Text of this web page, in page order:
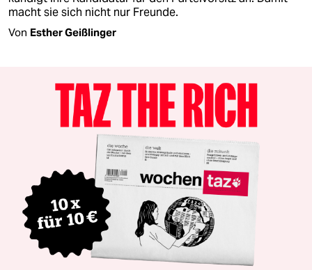
macht sie sich nicht nur Freunde.
Von Esther Geißlinger